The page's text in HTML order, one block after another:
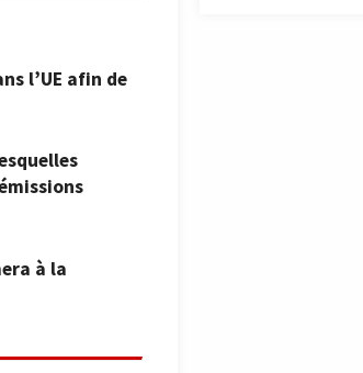
l’UE afin de
à la